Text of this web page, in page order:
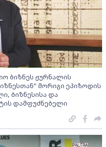
ბიზნეს ჟურნალის
მორიგი ეპიზოდის
ბიზნესისა და
დამფუძნებელი